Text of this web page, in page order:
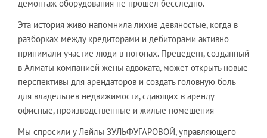
демонтаж оборудования не прошел бесследно.
Эта история живо напомнила лихие девяностые, когда в
разборках между кредиторами и дебиторами активно
принимали участие люди в погонах. Прецедент, созданный
в Алматы компанией жены адвоката, может открыть новые
перспективы для арендаторов и создать головную боль
для владельцев недвижимости, сдающих в аренду
офисные, производственные и жилые помещения
Мы спросили у Лейлы ЗУЛЬФУГАРОВОЙ, управляющего